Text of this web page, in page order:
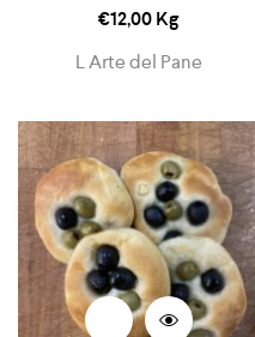
€12,00Kg
L Arte del Pane